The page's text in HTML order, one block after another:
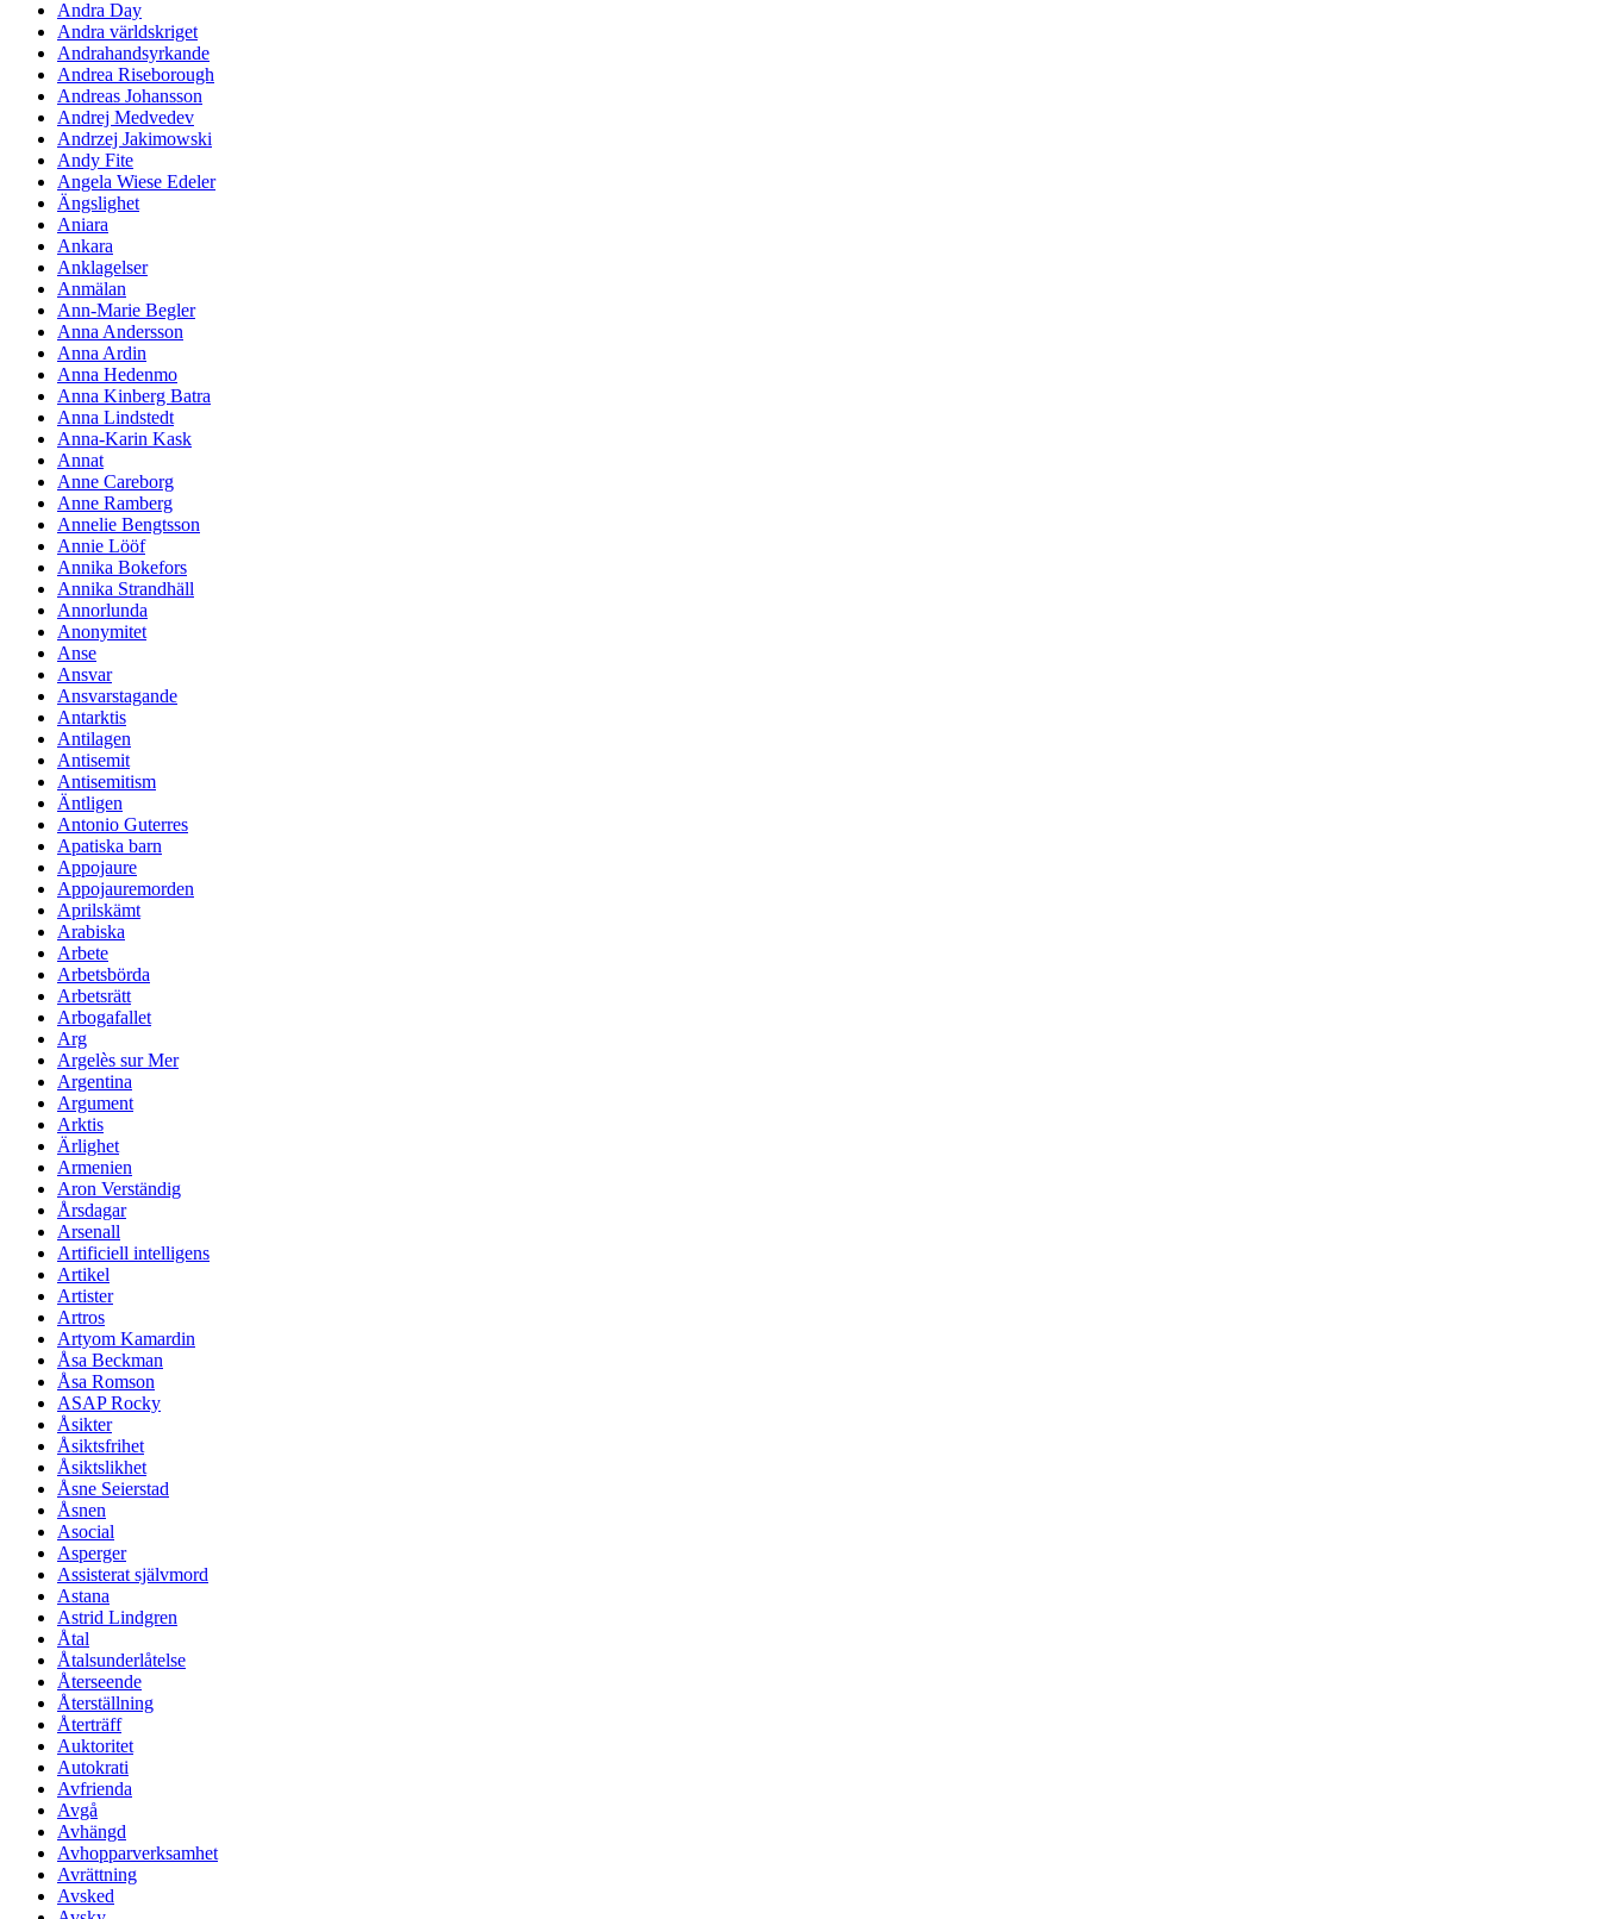
Andra Day
Andra världskriget
Andrahandsyrkande
Andrea Riseborough
Andreas Johansson
Andrej Medvedev
Andrzej Jakimowski
Andy Fite
Angela Wiese Edeler
Ängslighet
Aniara
Ankara
Anklagelser
Anmälan
Ann-Marie Begler
Anna Andersson
Anna Ardin
Anna Hedenmo
Anna Kinberg Batra
Anna Lindstedt
Anna-Karin Kask
Annat
Anne Careborg
Anne Ramberg
Annelie Bengtsson
Annie Lööf
Annika Bokefors
Annika Strandhäll
Annorlunda
Anonymitet
Anse
Ansvar
Ansvarstagande
Antarktis
Antilagen
Antisemit
Antisemitism
Äntligen
Antonio Guterres
Apatiska barn
Appojaure
Appojauremorden
Aprilskämt
Arabiska
Arbete
Arbetsbörda
Arbetsrätt
Arbogafallet
Arg
Argelès sur Mer
Argentina
Argument
Arktis
Ärlighet
Armenien
Aron Verständig
Årsdagar
Arsenall
Artificiell intelligens
Artikel
Artister
Artros
Artyom Kamardin
Åsa Beckman
Åsa Romson
ASAP Rocky
Åsikter
Åsiktsfrihet
Åsiktslikhet
Åsne Seierstad
Åsnen
Asocial
Asperger
Assisterat självmord
Astana
Astrid Lindgren
Åtal
Åtalsunderlåtelse
Återseende
Återställning
Återträff
Auktoritet
Autokrati
Avfrienda
Avgå
Avhängd
Avhopparverksamhet
Avrättning
Avsked